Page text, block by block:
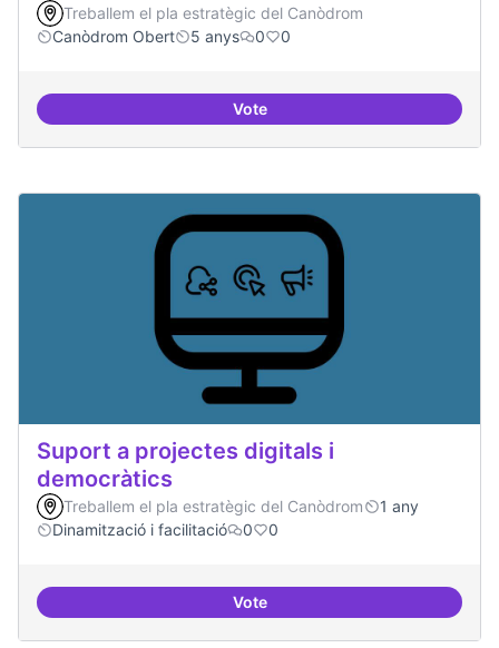
Treballem el pla estratègic del Canòdrom
Canòdrom Obert
5 anys 0 0
VoteTreball en xarxa amb projectes
Suport a projectes digitals i
democràtics
Treballem el pla estratègic del Canòdrom
1 any
Dinamització i facilitació
0 0
VoteSuport a projectes digitals i